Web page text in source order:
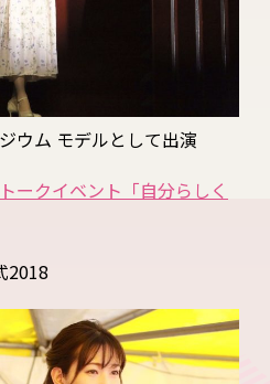
ウム モデルとして出演
ークイベント「自分らしく
2018